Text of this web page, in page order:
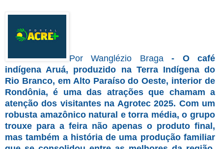
Por Wanglézio Braga- O café
indígena Aruá, produzido na Terra Indígena do
Rio Branco, em Alto Paraíso do Oeste, interior de
Rondônia, é uma das atrações que chamam a
atenção dos visitantes na Agrotec 2025. Com um
robusta amazônico natural e torra média, o grupo
trouxe para a feira não apenas o produto final,
mas também a história de uma produção familiar